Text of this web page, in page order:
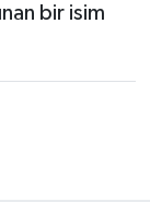
bir isim